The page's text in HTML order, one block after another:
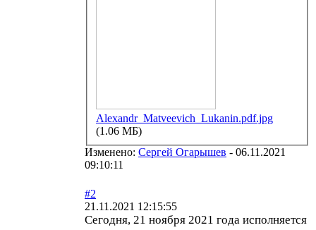
Alexandr_Matveevich_Lukanin.pdf.jpg
(1.06 МБ)
Изменено: Сергей Огарышев - 06.11.2021
09:10:11
#2
21.11.2021 12:15:55
Сегодня, 21 ноября 2021 года исполняется